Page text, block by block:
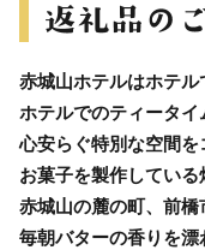
赤城山ホテルはホテ
ホテルでのティータイ
心安らぐ特別な空間を
お菓子を製作している
赤城山の麓の町、前
毎朝バターの香りを漂